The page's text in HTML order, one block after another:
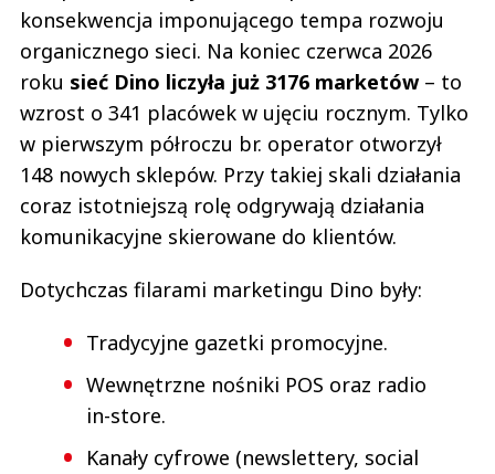
konsekwencja imponującego tempa rozwoju
organicznego sieci. Na koniec czerwca 2026
roku sieć Dino liczyła już 3176 marketów– to
wzrost o 341 placówek w ujęciu rocznym. Tylko
w pierwszym półroczu br. operator otworzył
148 nowych sklepów. Przy takiej skali działania
coraz istotniejszą rolę odgrywają działania
komunikacyjne skierowane do klientów.
Dotychczas filarami marketingu Dino były:
Tradycyjne gazetki promocyjne.
Wewnętrzne nośniki POS oraz radio
in-store.
Kanały cyfrowe (newslettery, social